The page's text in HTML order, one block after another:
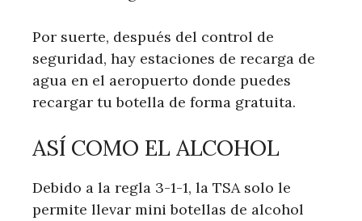
Por suerte, después del control de
seguridad, hay estaciones de recarga de
agua en el aeropuerto donde puedes
recargar tu botella de forma gratuita.
ASÍ COMO EL ALCOHOL
Debido a la regla 3-1-1, la TSA solo le
permite llevar mini botellas de alcohol